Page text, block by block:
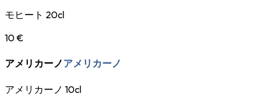
モヒート 20cl
10 €
アメリカーノアメリカーノ
アメリカーノ 10cl